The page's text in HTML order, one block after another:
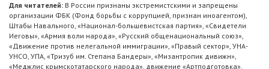
Для читателей: В России признаны экстремистскими и запрещены
организации ФБК (Фонд борьбы с коррупцией, признан иноагентом),
Штабы Навального, «Национал-большевистская партия», «Свидетели
Иеговы», «Армия воли народа», «Русский общенациональный союз»,
«Движение против нелегальной иммиграции», «Правый сектор», УНА-
УНСО, УПА, «Тризуб им. Степана Бандеры», «Мизантропик дивижн»,
«Меджлис крымскотатарского народа», движение «Артподготовка»,